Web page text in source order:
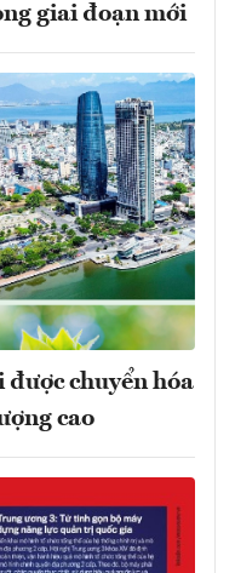
giai đoạn mới
được chuyển hóa
cao